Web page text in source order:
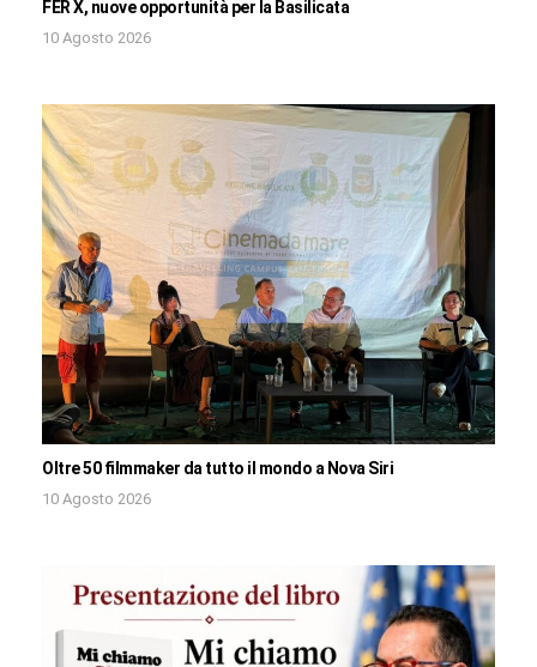
FER X, nuove opportunità per la Basilicata
10 Agosto 2026
Oltre 50 filmmaker da tutto il mondo a Nova Siri
10 Agosto 2026